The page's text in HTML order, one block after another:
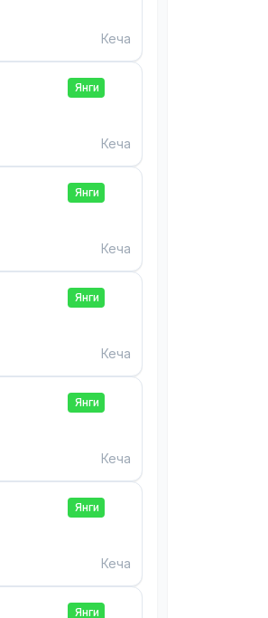
Кеча
Янги
Кеча
Янги
Кеча
Янги
Кеча
Янги
Кеча
Янги
Кеча
Янги